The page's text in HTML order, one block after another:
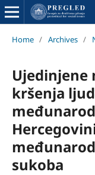
Home / Archives /
Ujedinjene
kršenja
sukoba